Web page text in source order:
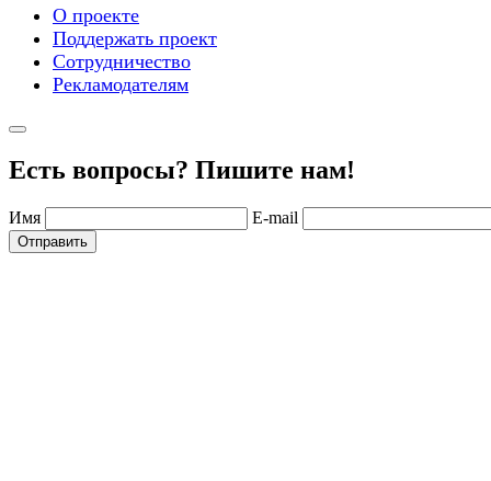
О проекте
Поддержать проект
Сотрудничество
Рекламодателям
Есть вопросы? Пишите нам!
Имя E-mail